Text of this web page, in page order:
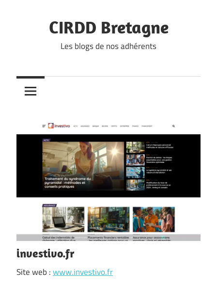
CIRDD Bretagne
Les blogs de nos adhérents
investivo.fr
Site web :www.investivo.fr